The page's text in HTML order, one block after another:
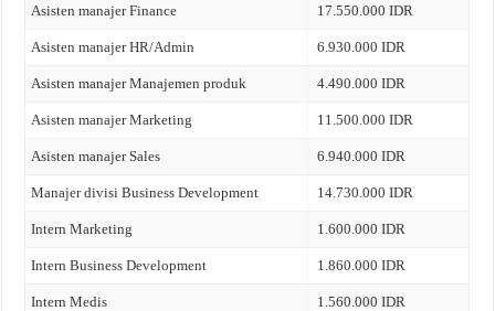
Asisten manajer Finance 17.550.000 IDR
Asisten manajer HR/Admin 6.930.000 IDR
Asisten manajer Manajemen produk 4.490.000 IDR
Asisten manajer Marketing 11.500.000 IDR
Asisten manajer Sales 6.940.000 IDR
Manajer divisi Business Development 14.730.000 IDR
Intern Marketing 1.600.000 IDR
Intern Business Development 1.860.000 IDR
Intern Medis 1.560.000 IDR